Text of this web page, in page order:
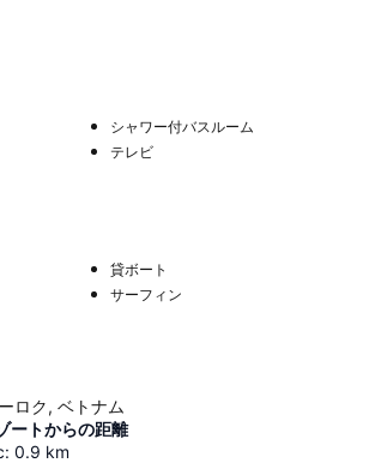
シャワー付バスルーム
テレビ
貸ボート
サーフィン
ロク, ベトナム
ートからの距離
: 0.9 km